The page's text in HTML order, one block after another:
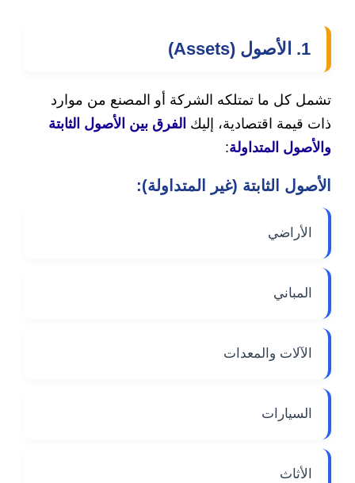
1. الأصول (Assets)
تشمل كل ما تمتلكه الشركة أو المصنع من موارد
ذات قيمة اقتصادية، إليك الفرق بين الأصول الثابتة
والأصول المتداولة:
الأصول الثابتة (غير المتداولة):
الأراضي
المباني
الآلات والمعدات
السيارات
الأثاث